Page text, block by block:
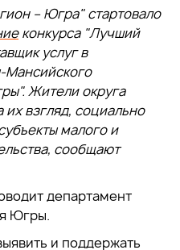
– Югра" стартовало
конкурса "Лучший
услуг в
Мансийского
Жители округа
взгляд, социально
малого и
сообщают
департамент
Югры.
и поддержать